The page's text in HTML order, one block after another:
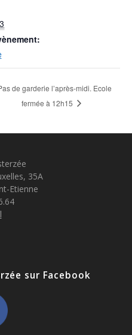
de garderie l’après-midi. Ecole
fermée à 12h15
35A
Etienne
sur Facebook